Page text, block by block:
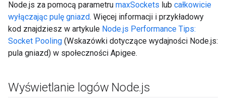
Node.js za pomocą parametru maxSockets lub całkowicie
wyłączając pulę gniazd. Więcej informacji i przykładowy
kod znajdziesz w artykule Node.js Performance Tips:
Socket Pooling (Wskazówki dotyczące wydajności Node.js:
pula gniazd) w społeczności Apigee.
Wyświetlanie logów Node.js